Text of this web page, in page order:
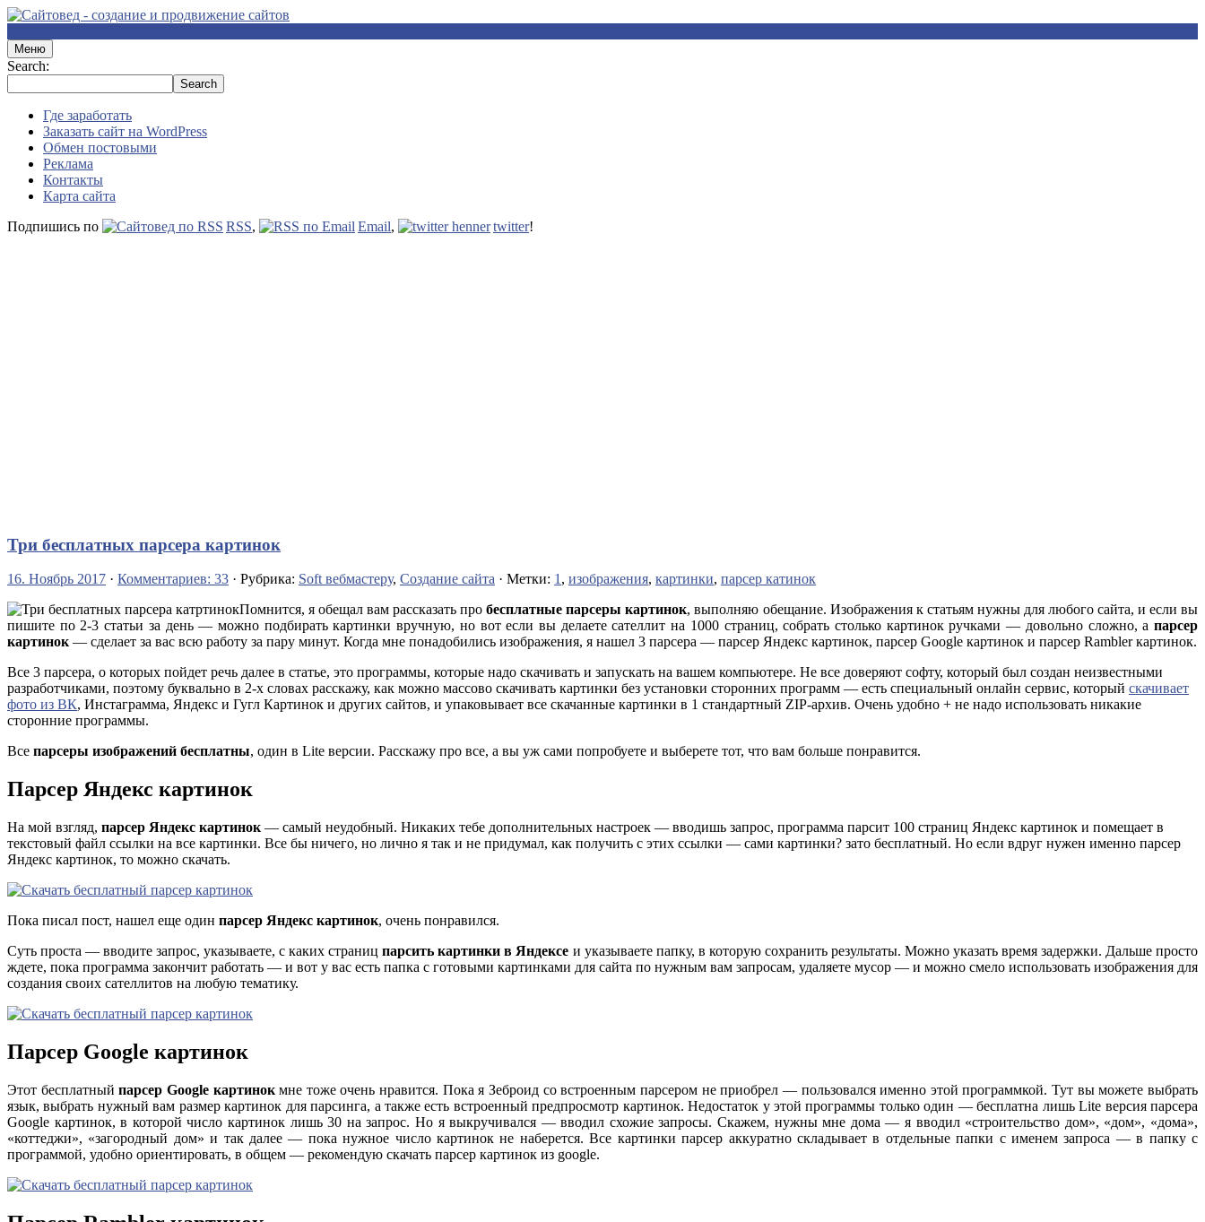
Меню
Search:
Где заработать
Заказать сайт на WordPress
Обмен постовыми
Реклама
Контакты
Карта сайта
Подпишись по
RSS, Email, twitter!
Три бесплатных парсера картинок
16. Ноябрь 2017 · Комментариев: 33 · Рубрика: Soft вебмастеру, Создание сайта · Метки: 1, изображения, картинки, парсер катинок
Помнится, я обещал вам рассказать про бесплатные парсеры картинок, выполняю обещание. Изображения к статьям нужны для любого сайта, и если вы
пишите по 2-3 статьи за день — можно подбирать картинки вручную, но вот если вы делаете сателлит на 1000 страниц, собрать столько картинок ручками — довольно сложно, а парсер
картинок— сделает за вас всю работу за пару минут. Когда мне понадобились изображения, я нашел 3 парсера — парсер Яндекс картинок, парсер Google картинок и парсер Rambler картинок.
Все 3 парсера, о которых пойдет речь далее в статье, это программы, которые надо скачивать и запускать на вашем компьютере. Не все доверяют софту, который был создан неизвестными
разработчиками, поэтому буквально в 2-х словах расскажу, как можно массово скачивать картинки без установки сторонних программ — есть специальный онлайн сервис, который скачивает
фото из ВК, Инстаграмма, Яндекс и Гугл Картинок и других сайтов, и упаковывает все скачанные картинки в 1 стандартный ZIP-архив. Очень удобно + не надо использовать никакие
сторонние программы.
Все парсеры изображений бесплатны, один в Lite версии. Расскажу про все, а вы уж сами попробуете и выберете тот, что вам больше понравится.
Парсер Яндекс картинок
На мой взгляд, парсер Яндекс картинок — самый неудобный. Никаких тебе дополнительных настроек — вводишь запрос, программа парсит 100 страниц Яндекс картинок и помещает в
текстовый файл ссылки на все картинки. Все бы ничего, но лично я так и не придумал, как получить с этих ссылки — сами картинки? зато бесплатный. Но если вдруг нужен именно парсер
Яндекс картинок, то можно скачать.
Пока писал пост, нашел еще один парсер Яндекс картинок, очень понравился.
Суть проста — вводите запрос, указываете, с каких страницпарсить картинки в Яндексе и указываете папку, в которую сохранить результаты. Можно указать время задержки. Дальше просто
ждете, пока программа закончит работать — и вот у вас есть папка с готовыми картинками для сайта по нужным вам запросам, удаляете мусор — и можно смело использовать изображения для
создания своих сателлитов на любую тематику.
Парсер Google картинок
Этот бесплатныйпарсер Google картинокмне тоже очень нравится. Пока я Зеброид со встроенным парсером не приобрел — пользовался именно этой программкой. Тут вы можете выбрать
язык, выбрать нужный вам размер картинок для парсинга, а также есть встроенный предпросмотр картинок. Недостаток у этой программы только один — бесплатна лишь Lite версия парсера
Google картинок, в которой число картинок лишь 30 на запрос. Но я выкручивался — вводил схожие запросы. Скажем, нужны мне дома — я вводил «строительство дом», «дом», «дома»,
«коттеджи», «загородный дом» и так далее — пока нужное число картинок не наберется. Все картинки парсер аккуратно складывает в отдельные папки с именем запроса — в папку с
программой, удобно ориентировать, в общем — рекомендую скачать парсер картинок из google.